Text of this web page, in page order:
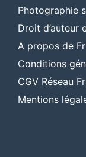
Photographie
Droit d’auteur
A propos de
Conditions
CGV Réseau
Mentions